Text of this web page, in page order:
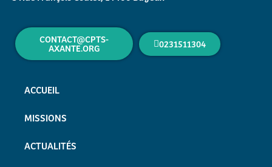
CONTACT@CPTS-
AXANTE.ORG 0231511304
ACCUEIL
MISSIONS
ACTUALITÉS